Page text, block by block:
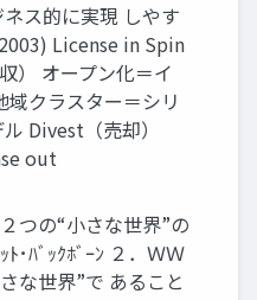
ス的に実現 しやす
License in Spin
） オープン化＝イ
域クラスター＝シリ
Divest（売却）
out
つの“小さな世界”の
ﾄ･ﾊﾞｯｸﾎﾞｰﾝ ２．ＷＷ
な世界”で あること